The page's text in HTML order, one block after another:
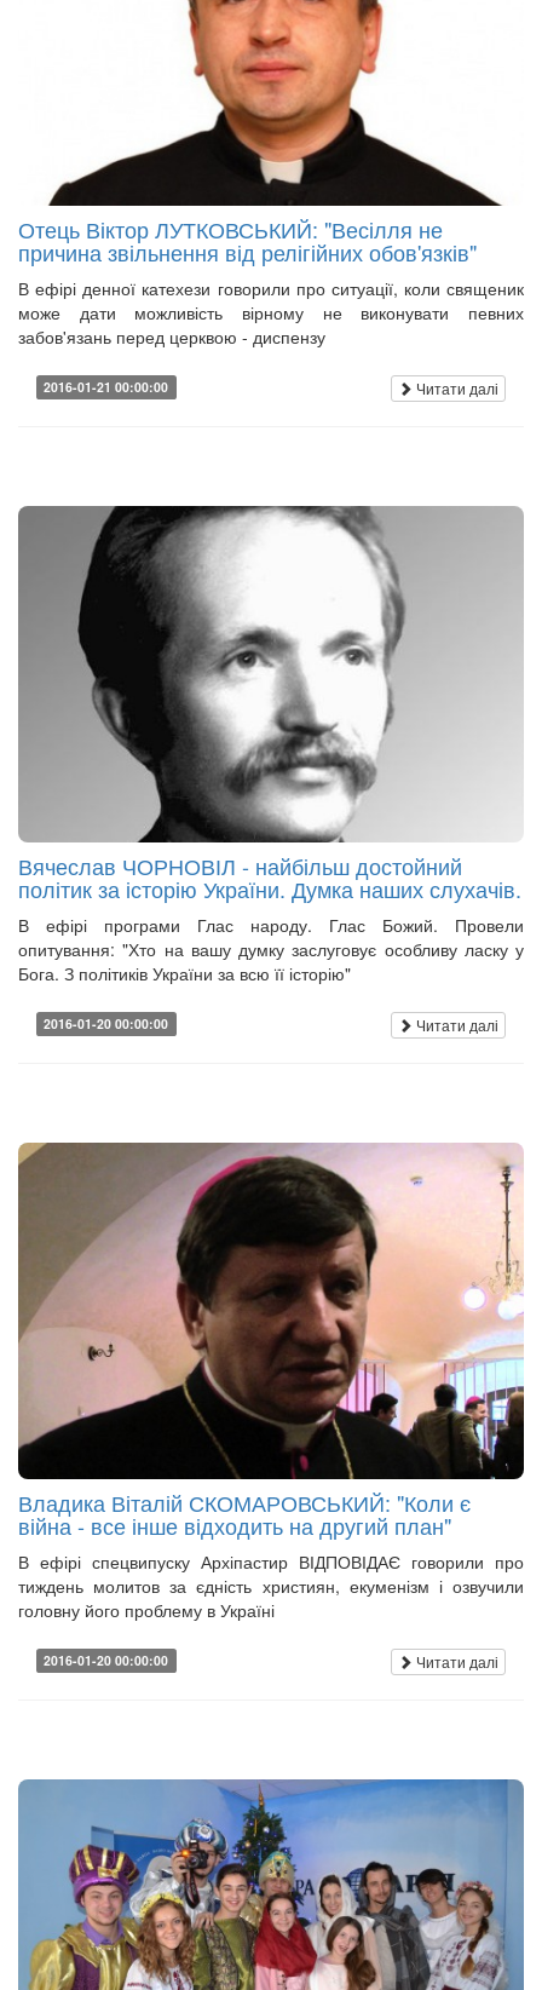
Отець Віктор ЛУТКОВСЬКИЙ: "Весілля не
причина звільнення від релігійних обов'язків"
В ефірі денної катехези говорили про ситуації, коли священик
може дати можливість вірному не виконувати певних
забов'язань перед церквою - диспензу
2016-01-21 00:00:00 Читати далі
Вячеслав ЧОРНОВІЛ - найбільш достойний
політик за історію України. Думка наших слухачів.
В ефірі програми Глас народу. Глас Божий. Провели
опитування: "Хто на вашу думку заслуговує особливу ласку у
Бога. З політиків України за всю її історію"
2016-01-20 00:00:00 Читати далі
Владика Віталій СКОМАРОВСЬКИЙ: "Коли є
війна - все інше відходить на другий план"
В ефірі спецвипуску Архіпастир ВІДПОВІДАЄ говорили про
тиждень молитов за єдність християн, екуменізм і озвучили
головну його проблему в Україні
2016-01-20 00:00:00 Читати далі